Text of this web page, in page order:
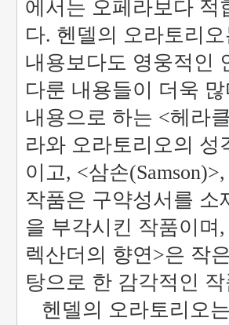
에서는 오페라보다 적
다. 헨델의 오라토리
내용보다도 영웅적인
다룬 내용들이 더욱
내용으로 하는 <헤라
라와 오라토리오의 성
이고, <삼손
작품은 구약성서를 소
을 부각시킨 작품이며
렉산더의 향연>은 작
탕으로 한 감각적인
헨델의 오라토리오